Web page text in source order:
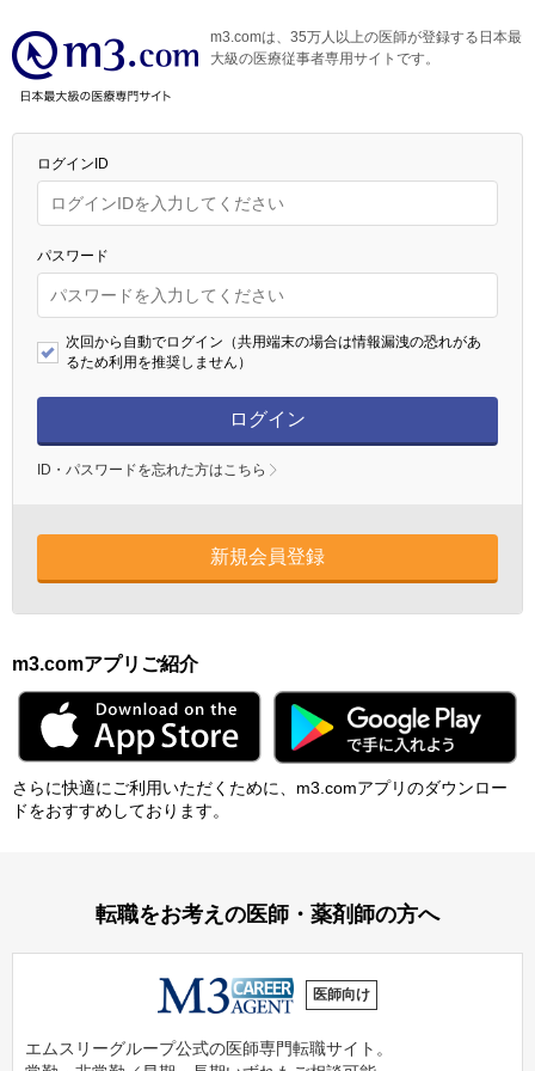
m3.comは、35万人以上の医師が登録する日本最
大級の医療従事者専用サイトです。
ログインID
パスワード
次回から自動でログイン（共用端末の場合は情報漏洩の恐れがあ
るため利用を推奨しません）
ログイン
ID・パスワードを忘れた方はこちら
新規会員登録
m3.comアプリご紹介
さらに快適にご利⽤いただくために、m3.comアプリのダウンロー
ドをおすすめしております。
転職をお考えの医師・薬剤師の方へ
医師向け
エムスリーグループ公式の医師専門転職サイト。